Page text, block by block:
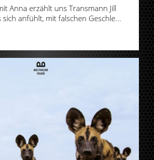
Anna erzählt uns Transmann Jill
sich anfühlt, mit falschen Geschle...